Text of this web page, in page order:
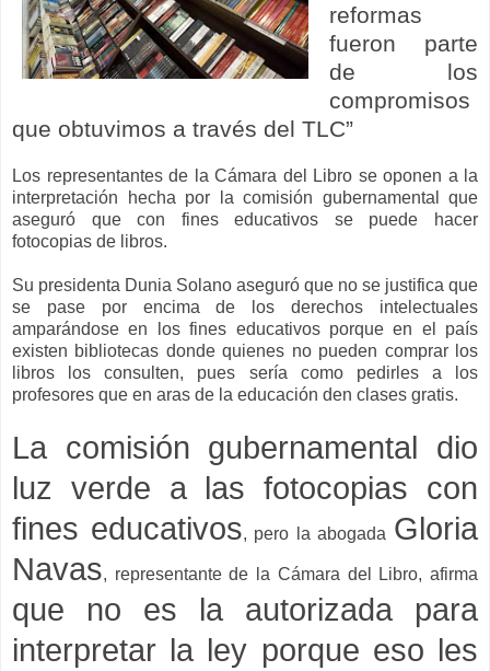
reformas
fueron parte
de los
compromisos
que obtuvimos a través del TLC”
Los representantes de la Cámara del Libro se oponen a la
interpretación hecha por la comisión gubernamental que
aseguró que con fines educativos se puede hacer
fotocopias de libros.
Su presidenta Dunia Solano aseguró que no se justifica que
se pase por encima de los derechos intelectuales
amparándose en los fines educativos porque en el país
existen bibliotecas donde quienes no pueden comprar los
libros los consulten, pues sería como pedirles a los
profesores que en aras de la educación den clases gratis.
La comisión gubernamental dio
luz verde a las fotocopias con
fines educativos, pero la abogada Gloria
Navas, representante de la Cámara del Libro, afirma
que no es la autorizada para
interpretar la ley porque eso les